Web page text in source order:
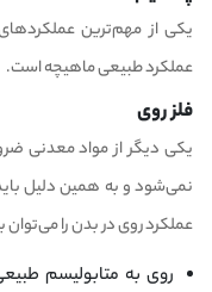
یکی از مهم‌ترین
عملکرد طبیعی ماهیچه است.
فلز روی
یکی دیگر از مواد معدنی
نمی‌شود و به همین دلیل
عملکرد روی در بدن را می‌توان
روی به متابولیسم